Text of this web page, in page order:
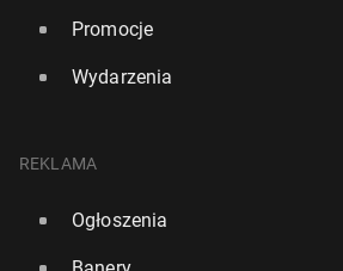
Promocje
Wydarzenia
REKLAMA
Ogłoszenia